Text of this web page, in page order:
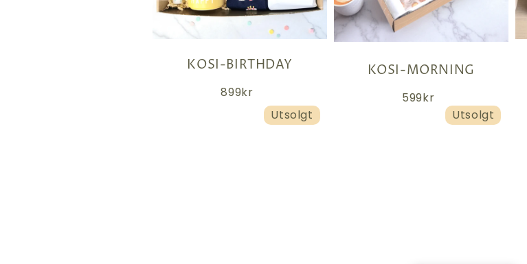
Utsolgt
KOSI-BIRTHDAY
899kr
Utsolgt
KOSI-MORNING
599kr